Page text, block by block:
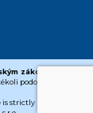
zákonem.
podobě bez
strictly prohibited.